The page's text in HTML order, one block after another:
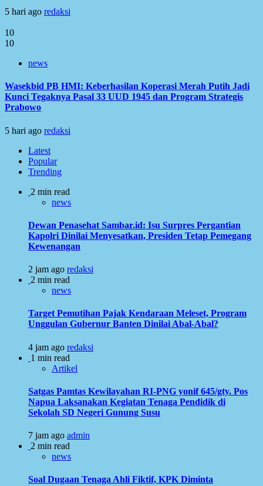
5 hari ago redaksi
10
10
news
Wasekbid PB HMI: Keberhasilan Koperasi Merah Putih Jadi
Kunci Tegaknya Pasal 33 UUD 1945 dan Program Strategis
Prabowo
5 hari ago redaksi
Latest
Popular
Trending
2 min read
news
Dewan Penasehat Sambar.id: Isu Surpres Pergantian
Kapolri Dinilai Menyesatkan, Presiden Tetap Pemegang
Kewenangan
2 jam ago redaksi
2 min read
news
Target Pemutihan Pajak Kendaraan Meleset, Program
Unggulan Gubernur Banten Dinilai Abal-Abal?
4 jam ago redaksi
1 min read
Artikel
Satgas Pamtas Kewilayahan RI-PNG yonif 645/gty. Pos
Napua Laksanakan Kegiatan Tenaga Pendidik di
Sekolah SD Negeri Gunung Susu
7 jam ago admin
2 min read
news
Soal Dugaan Tenaga Ahli Fiktif, KPK Diminta